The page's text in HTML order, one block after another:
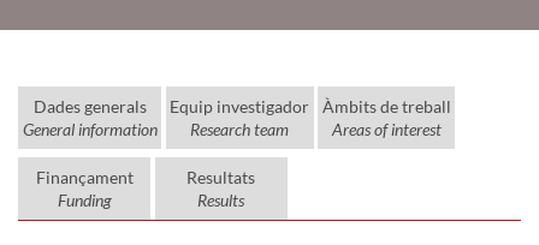
Dades generals
General information
Equip investigador
Research team
Àmbits de treball
Areas of interest
Finançament
Funding
Resultats
Results